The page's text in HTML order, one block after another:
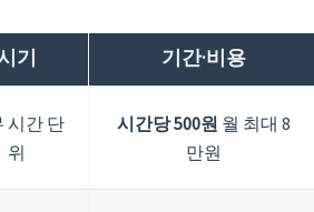
기 기간·비용
시간 단
위
시간당 500원 월 최대 8
만원